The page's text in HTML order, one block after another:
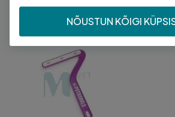
Leiti21toodet
PETREBELS KASSI
KARVADE EEMALDAJA
K9
NÕUSTUN KÕIGI